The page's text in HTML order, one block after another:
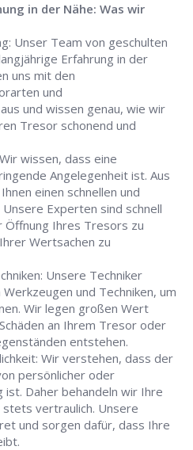
in der Nähe: Was wir
Unser Team von geschulten
Erfahrung in der
uns mit den
und
und wissen genau, wie wir
Tresor schonend und
wissen, dass eine
Angelegenheit ist. Aus
einen schnellen und
Experten sind schnell
Ihres Tresors zu
Wertsachen zu
Unsere Techniker
und Techniken, um
Wir legen großen Wert
an Ihrem Tresor oder
entstehen.
Wir verstehen, dass der
persönlicher oder
ist. Daher behandeln wir Ihre
vertraulich. Unsere
und sorgen dafür, dass Ihre